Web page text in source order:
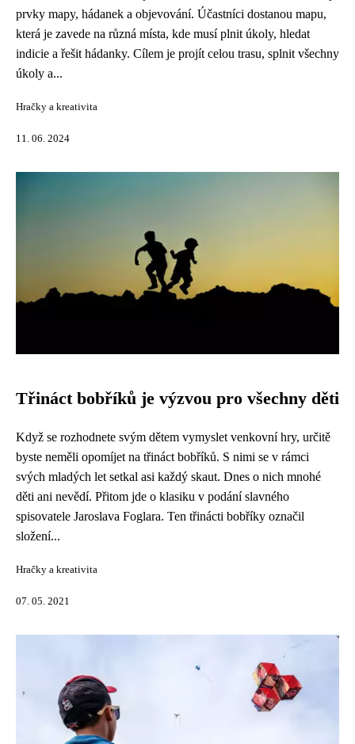
prvky mapy, hádanek a objevování. Účastníci dostanou mapu,
která je zavede na různá místa, kde musí plnit úkoly, hledat
indicie a řešit hádanky. Cílem je projít celou trasu, splnit všechny
úkoly a...
Hračky a kreativita
11. 06. 2024
Třináct bobříků je výzvou pro všechny děti
Když se rozhodnete svým dětem vymyslet venkovní hry, určitě
byste neměli opomíjet na třináct bobříků. S nimi se v rámci
svých mladých let setkal asi každý skaut. Dnes o nich mnohé
děti ani nevědí. Přitom jde o klasiku v podání slavného
spisovatele Jaroslava Foglara. Ten třinácti bobříky označil
složení...
Hračky a kreativita
07. 05. 2021